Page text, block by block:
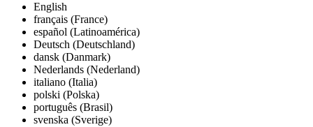
English
français (France)
español (Latinoamérica)
Deutsch (Deutschland)
dansk (Danmark)
Nederlands (Nederland)
italiano (Italia)
polski (Polska)
português (Brasil)
svenska (Sverige)